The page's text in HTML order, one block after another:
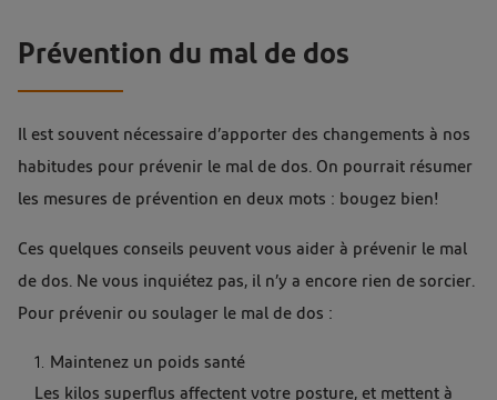
Prévention du mal de dos
Il est souvent nécessaire d’apporter des changements à nos
habitudes pour prévenir le mal de dos. On pourrait résumer
les mesures de prévention en deux mots : bougez bien!
Ces quelques conseils peuvent vous aider à prévenir le mal
de dos. Ne vous inquiétez pas, il n’y a encore rien de sorcier.
Pour prévenir ou soulager le mal de dos :
Maintenez un poids santé
Les kilos superflus affectent votre posture, et mettent à